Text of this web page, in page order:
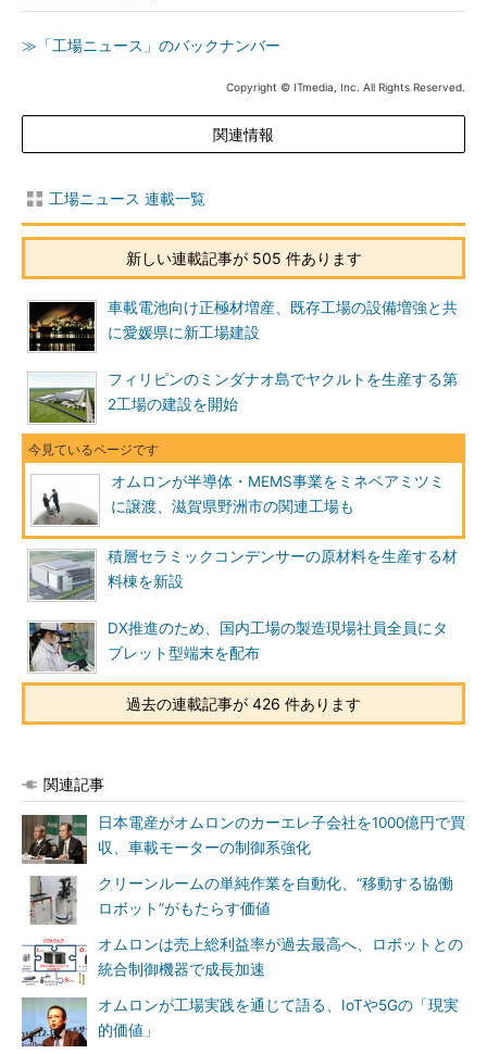
≫「工場ニュース」のバックナンバー
Copyright © ITmedia, Inc. All Rights Reserved.
関連情報
工場ニュース 連載一覧
新しい連載記事が 505 件あります
車載電池向け正極材増産、既存工場の設備増強と共
に愛媛県に新工場建設
フィリピンのミンダナオ島でヤクルトを生産する第
2工場の建設を開始
オムロンが半導体・MEMS事業をミネベアミツミ
に譲渡、滋賀県野洲市の関連工場も
積層セラミックコンデンサーの原材料を生産する材
料棟を新設
DX推進のため、国内工場の製造現場社員全員にタ
ブレット型端末を配布
過去の連載記事が 426 件あります
関連記事
日本電産がオムロンのカーエレ子会社を1000億円で買
収、車載モーターの制御系強化
クリーンルームの単純作業を自動化、“移動する協働
ロボット”がもたらす価値
オムロンは売上総利益率が過去最高へ、ロボットとの
統合制御機器で成長加速
オムロンが工場実践を通じて語る、IoTや5Gの「現実
的価値」